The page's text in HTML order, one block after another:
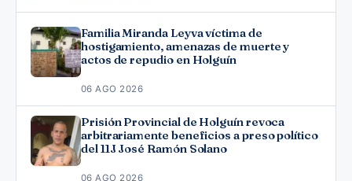
Familia Miranda Leyva víctima de
hostigamiento, amenazas de muerte y
actos de repudio en Holguín
06 AGO 2026
Prisión Provincial de Holguín revoca
arbitrariamente beneficios a preso político
del 11J José Ramón Solano
06 AGO 2026